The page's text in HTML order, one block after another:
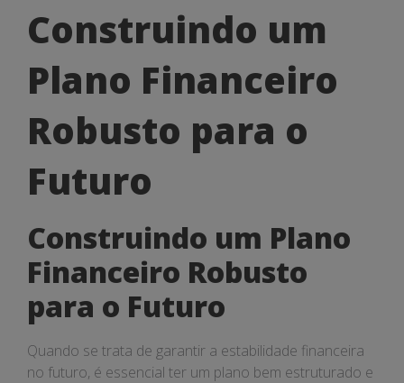
Construindo
um
Plano
Financeiro
Robusto
para
o
Futuro
Construindo um
Plano Financeiro
Robusto para o
Futuro
Construindo um Plano
Financeiro Robusto
para o Futuro
Quando se trata de garantir a estabilidade financeira
no futuro, é essencial ter um plano bem estruturado e